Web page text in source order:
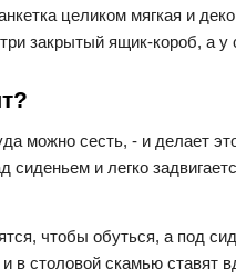
целиком мягкая и
закрытый ящик-короб, а
можно сесть, - и делает
сиденьем и легко
чтобы обуться, а под
в столовой скамью ставят